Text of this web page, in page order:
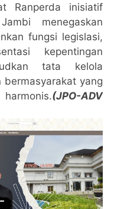
Ranperda inisiatif
menegaskan
fungsi legislasi,
kepentingan
tata kelola
bermasyarakat yang
(JPO-ADV